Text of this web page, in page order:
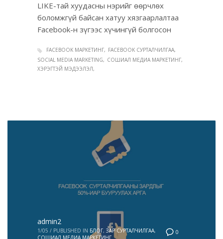
LIKE-тай хуудасны нэрийг өөрчлөх
боломжгүй байсан хатуу хязгаарлалтаа
Facebook-н зүгээс хүчингүй болгосон
FACEBOOK МАРКЕТИНГ
FACEBOOK СУРТАЛЧИЛГАА
SOCIAL MEDIA MARKETING
СОШИАЛ МЕДИА МАРКЕТИНГ
ХЭРЭГТЭЙ МЭДЭЭЛЭЛ
0
admin2
1/05 / PUBLISHED IN БЛОГ, ЗАР СУРТАЛЧИЛГАА,
СОШИАЛ МЕДИА МАРКЕТИНГ